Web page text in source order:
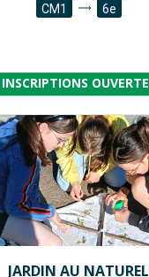
INSCRIPTIONS
CM1 6e
JARDIN AU NATUREL